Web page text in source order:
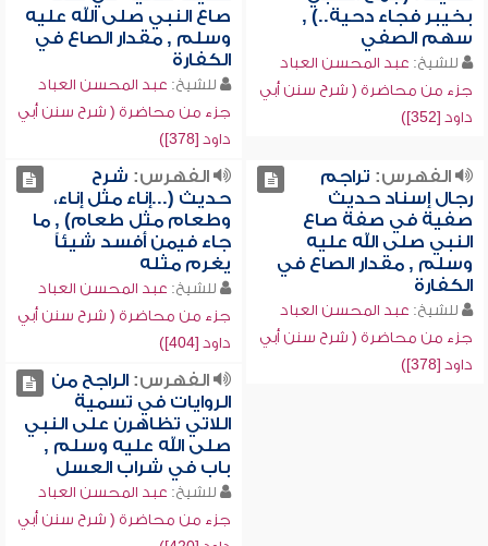
بخيبر فجاء دحية..) ,
سهم الصفي
للشيخ: عبد المحسن العباد
جزء من محاضرة ( شرح سنن أبي
داود [352])
صاع النبي صلى الله عليه
وسلم , مقدار الصاع في
الكفارة
للشيخ: عبد المحسن العباد
جزء من محاضرة ( شرح سنن أبي
داود [378])
الفهرس: تراجم
رجال إسناد حديث
صفية في صفة صاع
النبي صلى الله عليه
وسلم , مقدار الصاع في
الكفارة
للشيخ: عبد المحسن العباد
جزء من محاضرة ( شرح سنن أبي
داود [378])
الفهرس: شرح
حديث (...إناء مثل إناء،
وطعام مثل طعام) , ما
جاء فيمن أفسد شيئاً
يغرم مثله
للشيخ: عبد المحسن العباد
جزء من محاضرة ( شرح سنن أبي
داود [404])
الفهرس:الراجح من
الروايات في تسمية
اللاتي تظاهرن على النبي
صلى الله عليه وسلم ,
باب في شراب العسل
للشيخ: عبد المحسن العباد
جزء من محاضرة ( شرح سنن أبي